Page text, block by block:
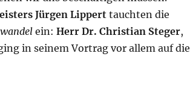
Jürgen Lippert tauchten die
ein:Herr Dr. Christian Steger,
in seinem Vortrag vor allem auf die